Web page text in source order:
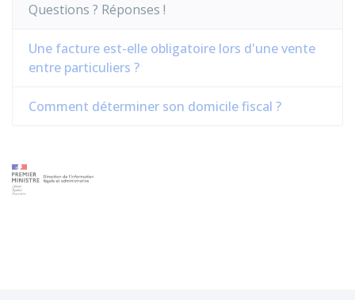
Questions ? Réponses !
Une facture est-elle obligatoire lors d'une vente
entre particuliers ?
Comment déterminer son domicile fiscal ?